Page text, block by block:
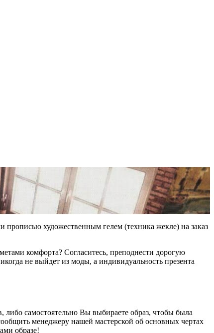
художественным гелем (техника жекле) на заказ
комфорта? Согласитесь, преподнести дорогую
не выйдет из моды, а индивидуальность презента
самостоятельно Вы выбираете образ, чтобы была
менеджеру нашей мастерской об основных чертах
образе!